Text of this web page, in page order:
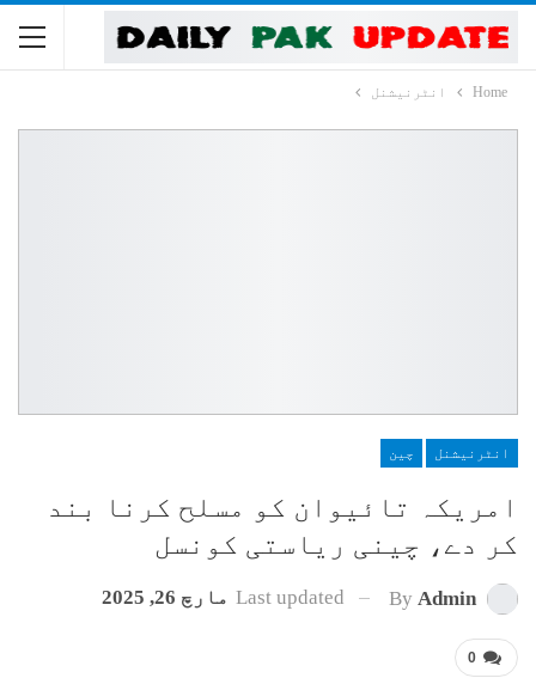
Home انٹرنیشنل
انٹرنیشنل چین
امریکہ تائیوان کو مسلح کرنا بند
کر دے، چینی ریاستی کونسل
By Admin
Last updated مارچ 26, 2025
0